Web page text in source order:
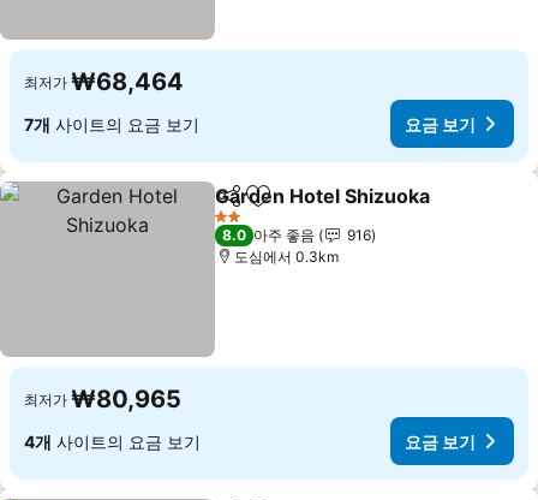
최저가 ₩68,464
7개 사이트의 요금 보기 요금 보기
공유 즐겨찾기에 추가
Garden Hotel Shizuoka
2 성급
8.0 아주 좋음
916
도심에서 0.3km
최저가 ₩80,965
4개 사이트의 요금 보기 요금 보기